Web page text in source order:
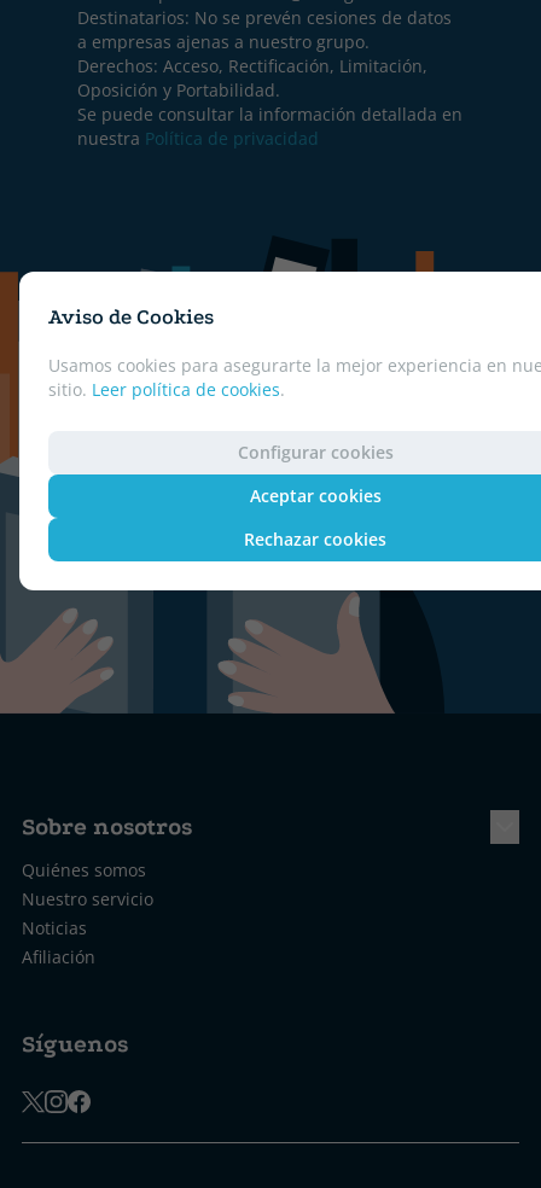
Aviso de Cookies
Usamos cookies para asegurarte la mejor experiencia en
sitio. Leer política de cookies.
Configurar cookies
Aceptar cookies
Rechazar cookies
Destinatarios: No se prevén cesiones de datos
a empresas ajenas a nuestro grupo.
Derechos: Acceso, Rectificación, Limitación,
Oposición y Portabilidad.
Se puede consultar la información detallada en
nuestra Política de privacidad
Sobre nosotros
Quiénes somos
Nuestro servicio
Noticias
Afiliación
Síguenos